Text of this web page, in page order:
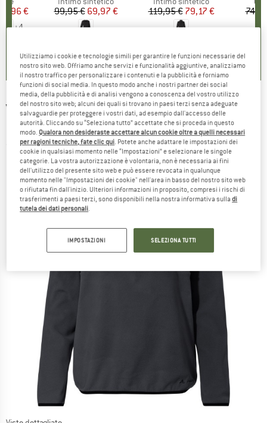
ridotto
€
+ 4
Prezzo
99,95 € Prezzo ridotto
69,97 € Prezzo
119,95 €Prezzo ridotto
79,17 €
VAUDE -Women's Rosemoor Fleece Halfzip -
Pullover in pile
(0)
Utilizziamo i cookie e tecnologie simili per garantire le funzioni necessarie del
nostro sito web. Offriamo anche servizi e funzionalità aggiuntive, analizziamo
il nostro traffico per personalizzare i contenuti e la pubblicità e forniamo
funzioni di social media. In questo modo anche i nostri partner dei social
media, della pubblicità e di analisi vengono a conoscenza del vostro utilizzo
del nostro sito web; alcuni dei quali si trovano in paesi terzi senza adeguate
salvaguardie per proteggere i vostri dati, ad esempio dall'accesso delle
autorità. Cliccando su “Seleziona tutto” accettate che si proceda in questo
modo. Qualora non desideraste accettare alcun cookie oltre a quelli necessari
per ragioni tecniche, fate clic qui. Potete anche adattare le impostazioni dei
cookie in qualsiasi momento nelle “Impostazioni” e selezionare le singole
categorie. La vostra autorizzazione è volontaria, non è necessaria ai fini
dell'utilizzo del presente sito web e può essere revocata in qualunque
momento nelle "Impostazioni dei cookie" nell'area in basso del nostro sito web
o rifiutata fin dall'inizio. Ulteriori informazioni in proposito, compresi i rischi di
trasferimenti a paesi terzi, sono disponibili nella nostra informativa sulladi
tutela dei dati personali.
IMPOSTAZIONI SELEZIONA TUTTI